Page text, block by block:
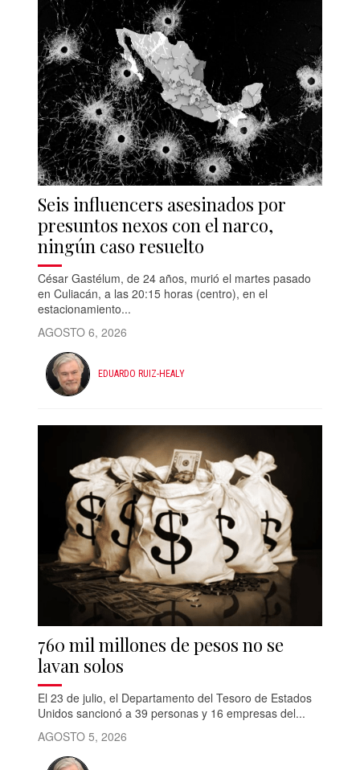
Seis influencers asesinados por
presuntos nexos con el narco,
ningún caso resuelto
César Gastélum, de 24 años, murió el martes pasado
en Culiacán, a las 20:15 horas (centro), en el
estacionamiento...
AGOSTO 6, 2026
EDUARDO RUIZ-HEALY
760 mil millones de pesos no se
lavan solos
El 23 de julio, el Departamento del Tesoro de Estados
Unidos sancionó a 39 personas y 16 empresas del...
AGOSTO 5, 2026